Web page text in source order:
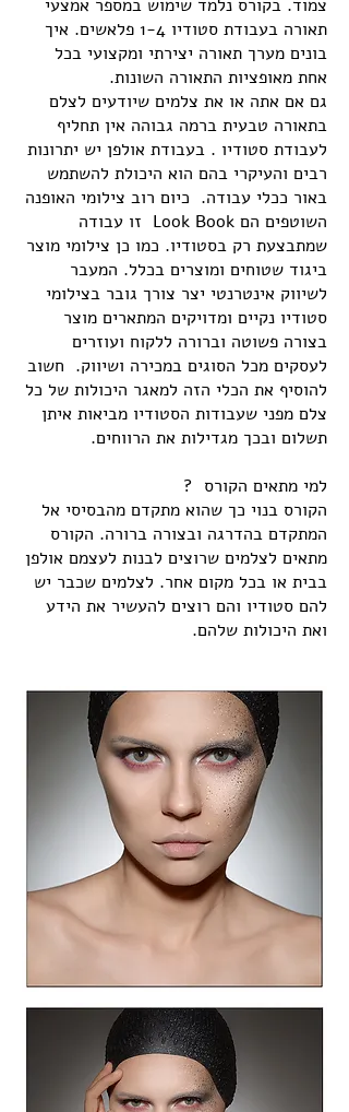
צמוד. בקורס נלמד שימוש במספר אמצעי
תאורה בעבודת סטודיו 1-4 פלאשים. איך
בונים מערך תאורה יצירתי ומקצועי בכל
אחת מאופציות התאורה השונות.
גם אם אתה או את צלמים שיודעים לצלם
בתאורה טבעית ברמה גבוהה אין תחליף
לעבודת סטודיו . בעבודת אולפן יש יתרונות
רבים והעיקרי בהם הוא היכולת להשתמש
באור ככלי עבודה. כיום רוב צילומי האופנה
השוטפים הם Look Book זו עבודה
שמתבצעת רק בסטודיו. כמו כן צילומי מוצר
ביגוד שטוחים ומוצרים בכלל. המעבר
לשיווק אינטרנטי יצר צורך גובר בצילומי
סטודיו נקיים ומדויקים המתארים מוצר
בצורה פשוטה וברורה ללקוח ועוזרים
לעסקים מכל הסוגים במכירה ושיווק. חשוב
להוסיף את הכלי הזה למאגר היכולות של כל
צלם מפני שעבודות הסטודיו מביאות איתן
תשלום ובכך מגדילות את הרווחים.
למי מתאים הקורס ?
הקורס בנוי כך שהוא מתקדם מהבסיסי אל
המתקדם בהדרגה ובצורה ברורה. הקורס
מתאים לצלמים שרוצים לבנות לעצמם אולפן
בבית או בכל מקום אחר. לצלמים שכבר יש
להם סטודיו והם רוצים להעשיר את הידע
ואת היכולות שלהם.